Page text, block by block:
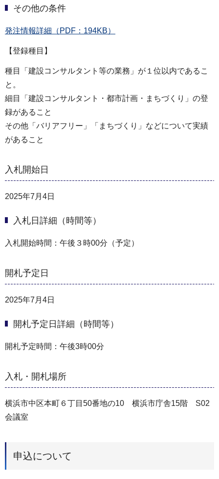
その他の条件
発注情報詳細（PDF：194KB）
【登録種目】
種目「建設コンサルタント等の業務」が１位以内であるこ
と。
細目「建設コンサルタント・都市計画・まちづくり」の登
録があること
その他「バリアフリー」「まちづくり」などについて実績
があること
入札開始日
2025年7月4日
入札日詳細（時間等）
入札開始時間：午後３時00分（予定）
開札予定日
2025年7月4日
開札予定日詳細（時間等）
開札予定時間：午後3時00分
入札・開札場所
横浜市中区本町６丁目50番地の10 横浜市庁舎15階 S02
会議室
申込について